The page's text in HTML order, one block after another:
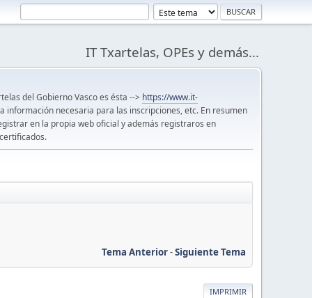
IT Txartelas, OPEs y demás...
del Gobierno Vasco es ésta --> https://www.it-
información necesaria para las inscripciones, etc. En resumen
en la propia web oficial y además registraros en
Tema Anterior-Siguiente Tema
IMPRIMIR